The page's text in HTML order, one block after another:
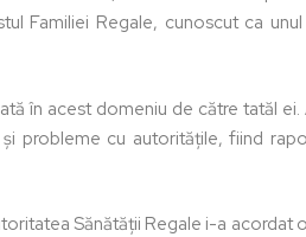
Familiei Regale, cunoscut ca
în acest domeniu de către tatăl ei.
probleme cu autoritățile, fiind
Sănătății Regale i-a acordat